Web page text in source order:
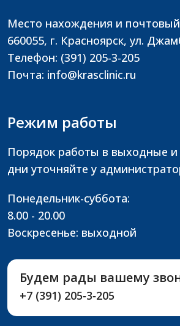
Место нахождения и
660055, г. Красноярск, ул.
Телефон: (391) 205-3-205
Почта: info@krasclinic.ru
Режим работы
Порядок работы в выходные
дни уточняйте у
Понедельник-суббота:
8.00 - 20.00
Воскресенье: выходной
Будем рады вашему
+7 (391) 205‑3‑205